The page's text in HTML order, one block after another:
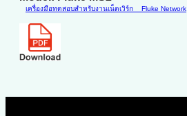
เครื่องมือทดสอบสำหรับงานเน็ตเวิร์ก Fluke Network